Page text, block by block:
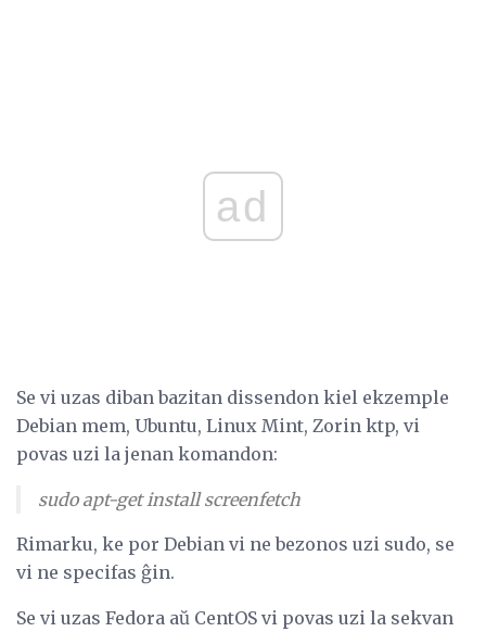
ad
Se vi uzas diban bazitan dissendon kiel ekzemple
Debian mem, Ubuntu, Linux Mint, Zorin ktp, vi
povas uzi la jenan komandon:
sudo apt-get install screenfetch
Rimarku, ke por Debian vi ne bezonos uzi sudo, se
vi ne specifas ĝin.
Se vi uzas Fedora aŭ CentOS vi povas uzi la sekvan